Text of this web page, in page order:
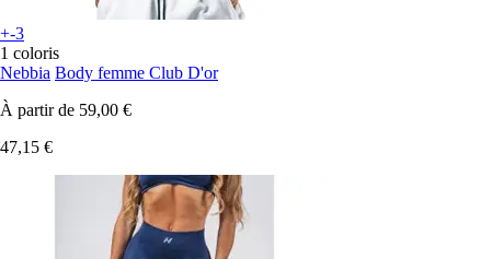
+-3
1 coloris
Nebbia Body femme Club D'or
À partir de 59,00 €
47,15 €